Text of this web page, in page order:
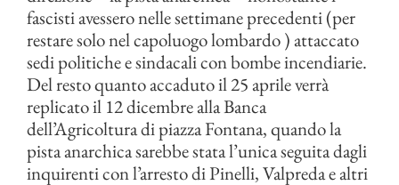
fascisti avessero nelle settimane precedenti (per
restare solo nel capoluogo lombardo ) attaccato
sedi politiche e sindacali con bombe incendiarie.
Del resto quanto accaduto il 25 aprile verrà
replicato il 12 dicembre alla Banca
dell’Agricoltura di piazza Fontana, quando la
pista anarchica sarebbe stata l’unica seguita dagli
inquirenti con l’arresto di Pinelli, Valpreda e altri